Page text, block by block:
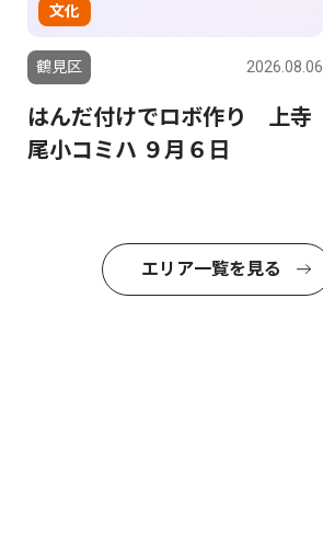
文化
鶴見区 2026.08.06
はんだ付けでロボ作り 上寺
尾小コミハ ９月６日
エリア一覧を見る